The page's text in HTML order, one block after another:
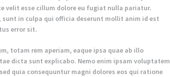
velit esse cillum dolore eu fugiat nulla pariatur.
in culpa qui officia deserunt mollit anim id est
error sit.
totam rem aperiam, eaque ipsa quae ab illo
dicta sunt explicabo. Nemo enim ipsam voluptatem
quia consequuntur magni dolores eos qui ratione